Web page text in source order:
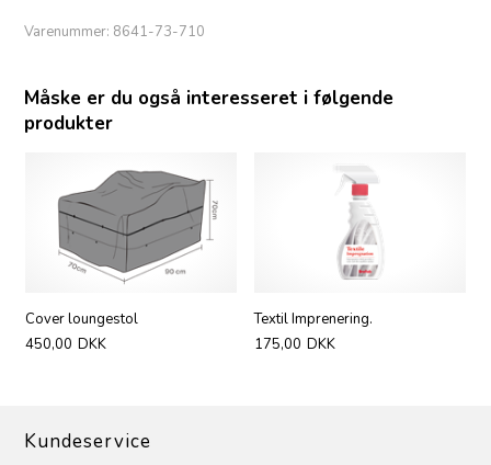
Varenummer: 8641-73-710
Måske er du også interesseret i følgende
produkter
Cover loungestol
450,00 DKK
Textil Imprenering.
175,00 DKK
Kundeservice